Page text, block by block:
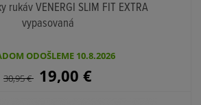
rukáv VENERGI SLIM FIT EXTRA
vypasovaná
ODOŠLEME 10.8.2026
30,95€ 19,00 €